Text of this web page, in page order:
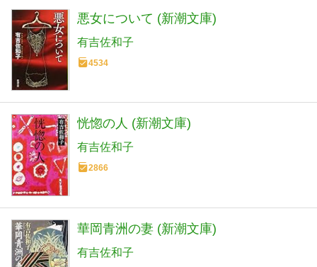
悪女について (新潮文庫)
有吉佐和子
4534
恍惚の人 (新潮文庫)
有吉佐和子
2866
華岡青洲の妻 (新潮文庫)
有吉佐和子